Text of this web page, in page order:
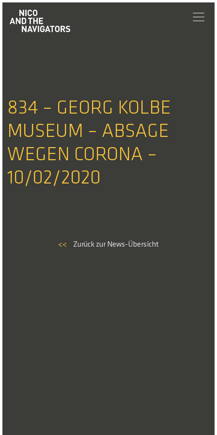
834 – GEORG KOLBE
MUSEUM – ABSAGE
WEGEN CORONA –
10/02/2020
<< Zurück zur News-Übersicht